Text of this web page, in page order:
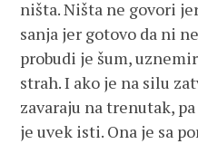
ništa. Ništa ne govori
sanja jer gotovo da ni
probudi je šum,
strah. I ako je na silu
zavaraju na trenutak,
je uvek isti. Ona je sa